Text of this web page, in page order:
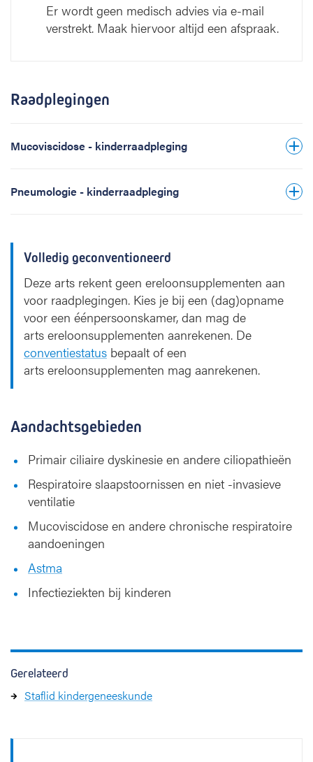
Er wordt geen medisch advies via e-mail
verstrekt. Maak hiervoor altijd een afspraak.
Raadplegingen
Mucoviscidose - kinderraadpleging
Pneumologie - kinderraadpleging
Volledig geconventioneerd
Deze arts rekent geen ereloonsupplementen aan
voor raadplegingen. Kies je bij een (dag)opname
voor een éénpersoonskamer, dan mag de
arts ereloonsupplementen aanrekenen. De
conventiestatus bepaalt of een
arts ereloonsupplementen mag aanrekenen.
Aandachtsgebieden
Primair ciliaire dyskinesie en andere ciliopathieën
Respiratoire slaapstoornissen en niet -invasieve
ventilatie
Mucoviscidose en andere chronische respiratoire
aandoeningen
Astma
Infectieziekten bij kinderen
Gerelateerd
Staflid kindergeneeskunde